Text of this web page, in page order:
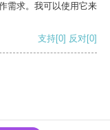
需求。我可以使用它来
支持[0] 反对[0]